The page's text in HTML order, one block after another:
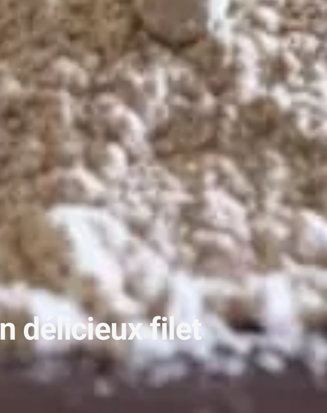
délicieux filet